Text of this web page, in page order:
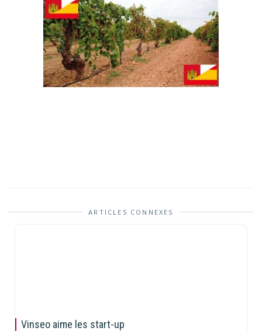
ARTICLES CONNEXES
Vinseo aime les start-up